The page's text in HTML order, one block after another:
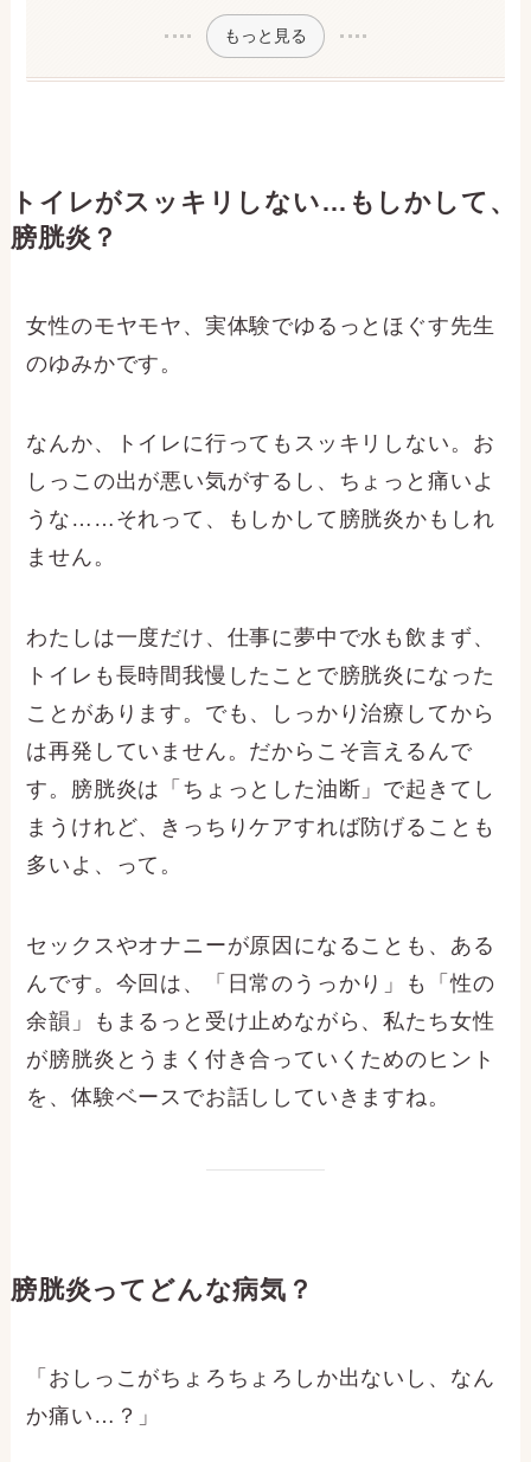
もっと見る
トイレがスッキリしない…もしかして、
膀胱炎？
女性のモヤモヤ、実体験でゆるっとほぐす先生
のゆみかです。
なんか、トイレに行ってもスッキリしない。お
しっこの出が悪い気がするし、ちょっと痛いよ
うな……それって、もしかして膀胱炎かもしれ
ません。
わたしは一度だけ、仕事に夢中で水も飲まず、
トイレも長時間我慢したことで膀胱炎になった
ことがあります。でも、しっかり治療してから
は再発していません。だからこそ言えるんで
す。膀胱炎は「ちょっとした油断」で起きてし
まうけれど、きっちりケアすれば防げることも
多いよ、って。
セックスやオナニーが原因になることも、ある
んです。今回は、「日常のうっかり」も「性の
余韻」もまるっと受け止めながら、私たち女性
が膀胱炎とうまく付き合っていくためのヒント
を、体験ベースでお話ししていきますね。
膀胱炎ってどんな病気？
「おしっこがちょろちょろしか出ないし、なん
か痛い…？」